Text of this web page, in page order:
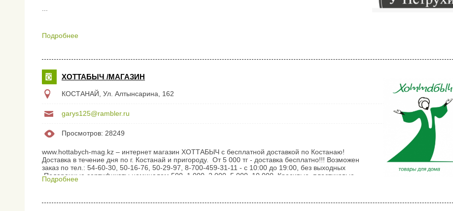
Подробнее
ХОТТАБЫЧ /МАГАЗИН
КОСТАНАЙ, Ул. Алтынсарина, 162
garys125@rambler.ru
Просмотров: 28249
www.hottabych-mag.kz – интернет магазин ХОТТАБЫЧ с бесплатной доставкой по Костанаю!
Доставка в течение дня по г. Костанай и пригороду. От 5 000 тг - доставка бесплатно!!! Возможен
заказ по тел.: 54-60-30, 50-16-76, 50-29-97, 8-700-459-31-11 - с 10:00 до 19:00, без выходных
Подарочные сертификаты номиналом 500, 1 000, 2 000, 5 000, 10 000. Красивые, пластиковые.
Аэрогрили Цена от 6 300 до 25 000 тг Производство: Россия, Австрия, Турция, Германия, Китай
Подробнее